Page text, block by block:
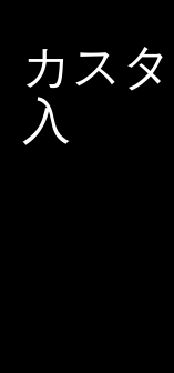
カス
入